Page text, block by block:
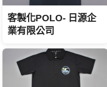
客製化POLO- 日源企
業有限公司